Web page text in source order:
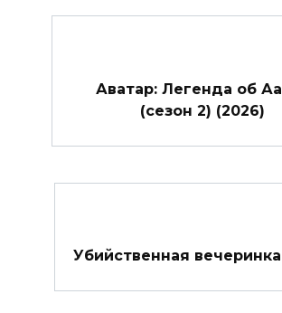
Аватар: Легенда об
(сезон 2) (2026)
Убийственная вечеринка